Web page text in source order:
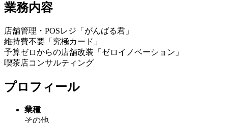
業務内容
店舗管理・POSレジ「がんばる君」
維持費不要「究極カード」
予算ゼロからの店舗改装「ゼロイノベーション」
喫茶店コンサルティング
プロフィール
業種
その他